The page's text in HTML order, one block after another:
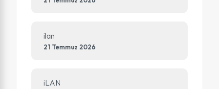
ilan
21 Temmuz 2026
iLAN